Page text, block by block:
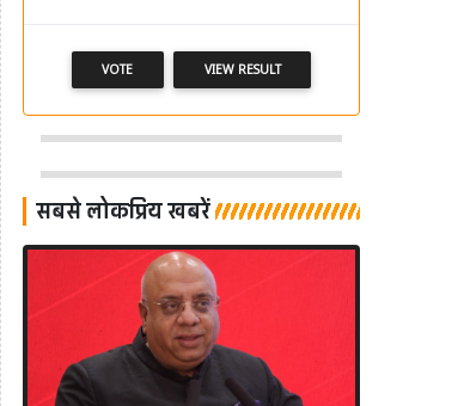
VOTE VIEW RESULT
सबसे लोकप्रिय खबरें